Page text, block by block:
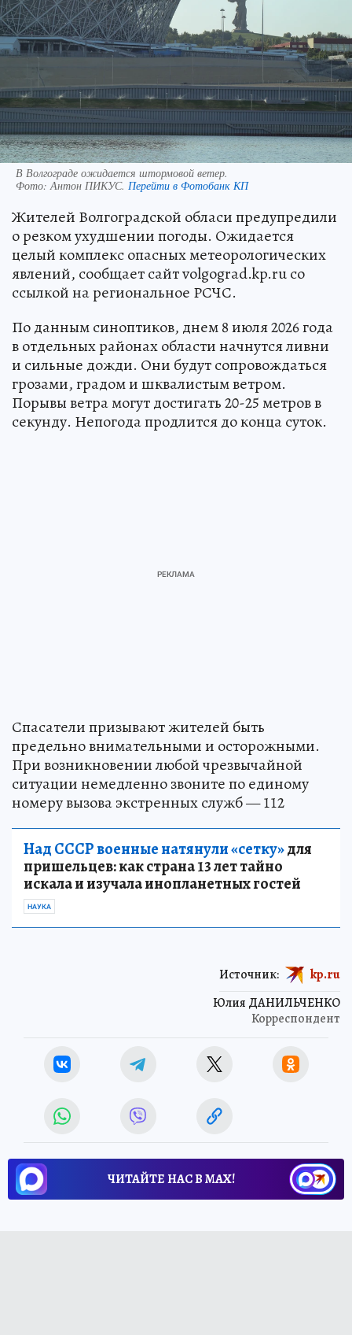
В Волгограде ожидается штормовой ветер.
Фото: Антон ПИКУС. Перейти в Фотобанк КП
Жителей Волгоградской обласи предупредили
о резком ухудшении погоды. Ожидается
целый комплекс опасных метеорологических
явлений, сообщает сайт volgograd.kp.ru со
ссылкой на региональное РСЧС.
По данным синоптиков, днем 8 июля 2026 года
в отдельных районах области начнутся ливни
и сильные дожди. Они будут сопровождаться
грозами, градом и шквалистым ветром.
Порывы ветра могут достигать 20-25 метров в
секунду. Непогода продлится до конца суток.
Спасатели призывают жителей быть
предельно внимательными и осторожными.
При возникновении любой чрезвычайной
ситуации немедленно звоните по единому
номеру вызова экстренных служб — 112
Над СССР военные натянули «сетку»для
пришельцев: как страна 13 лет тайно
искала и изучала инопланетных гостей
НАУКА
Юлия ДАНИЛЬЧЕНКО
Корреспондент
Источник: kp.ru
ЧИТАЙТЕ НАС В МАХ!